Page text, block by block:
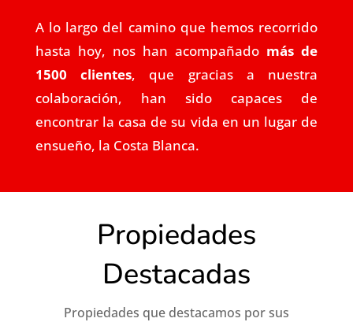
A lo largo del camino que hemos recorrido
hasta hoy, nos han acompañado más de
1500 clientes, que gracias a nuestra
colaboración, han sido capaces de
encontrar la casa de su vida en un lugar de
ensueño, la Costa Blanca.
Propiedades
Destacadas
Propiedades que destacamos por sus